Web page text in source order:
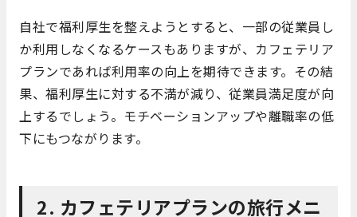
自社で福利厚生を整えようとすると、一部の従業員し
か利用しなくなるケースもありますが、カフェテリア
プランであれば利用率の向上を期待できます。その結
果、福利厚生に対する不満が減り、従業員満足度が向
上するでしょう。モチベーションアップや離職率の低
下にもつながります。
2. カフェテリアプランの旅行メニ